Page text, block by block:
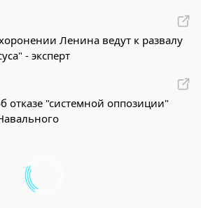
Ленина ведут к развалу
- эксперт
отказе "системной оппозиции"